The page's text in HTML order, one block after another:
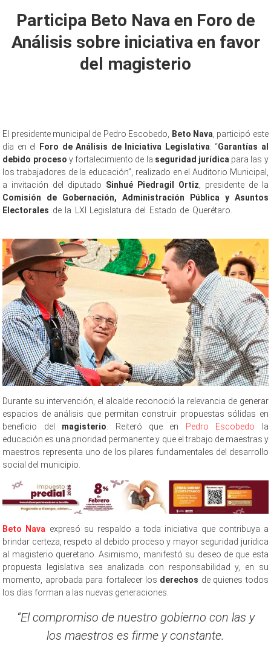
Participa Beto Nava en Foro de
Análisis sobre iniciativa en favor
del magisterio
El presidente municipal de Pedro Escobedo, Beto Nava , participó este
día en el Foro de Análisis de Iniciativa Legislativa: “Garantías al
debido proceso y fortalecimiento de la seguridad jurídica para las y
los trabajadores de la educación”, realizado en el Auditorio Municipal,
a invitación del diputado Sinhué Piedragil Ortiz , presidente de la
Comisión de Gobernación, Administración Pública y Asuntos
Electorales de la LXI Legislatura del Estado de Querétaro.
Durante su intervención, el alcalde reconoció la relevancia de generar
espacios de análisis que permitan construir propuestas sólidas en
beneficio del magisterio. Reiteró que en Pedro Escobedo la
educación es una prioridad permanente y que el trabajo de maestras y
maestros representa uno de los pilares fundamentales del desarrollo
social del municipio.
Beto Nava expresó su respaldo a toda iniciativa que contribuya a
brindar certeza, respeto al debido proceso y mayor seguridad jurídica
al magisterio queretano. Asimismo, manifestó su deseo de que esta
propuesta legislativa sea analizada con responsabilidad y, en su
momento, aprobada para fortalecer los derechos de quienes todos
los días forman a las nuevas generaciones.
“El compromiso de nuestro gobierno con las y
los maestros es firme y constante.